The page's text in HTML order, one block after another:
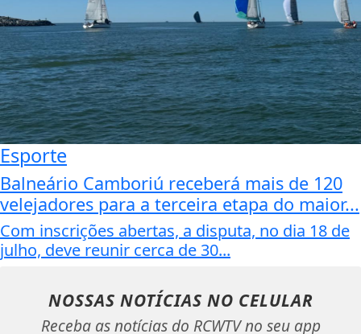
Esporte
Balneário Camboriú receberá mais de 120
velejadores para a terceira etapa do maior...
Com inscrições abertas, a disputa, no dia 18 de
julho, deve reunir cerca de 30...
NOSSAS NOTÍCIAS NO CELULAR
Receba as notícias do RCWTV no seu app